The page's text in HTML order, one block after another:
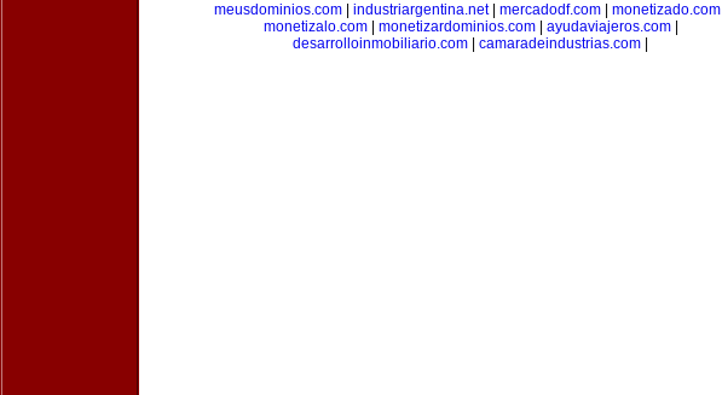
meusdominios.com| industriargentina.net| mercadodf.com| monetizado.com|
monetizalo.com| monetizardominios.com| ayudaviajeros.com|
desarrolloinmobiliario.com
camaradeindustrias.com